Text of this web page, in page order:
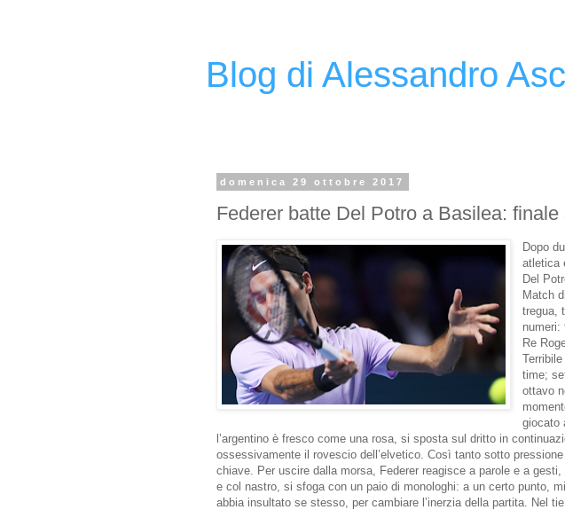
Blog di Alessandro
domenica 29 ottobre 2017
Federer batte Del Potro a Basilea: finale
Dopo
atletica
Del
Match
tregua,
numeri:
Re
time;
ottavo
giocato
l’argentino è fresco come una rosa, si sposta sul dritto in
ossessivamente il rovescio dell’elvetico. Così tanto sotto
chiave. Per uscire dalla morsa, Federer reagisce a parole e a
e col nastro, si sfoga con un paio di monologhi: a un certo punto,
abbia insultato se stesso, per cambiare l’inerzia della partita. Nel